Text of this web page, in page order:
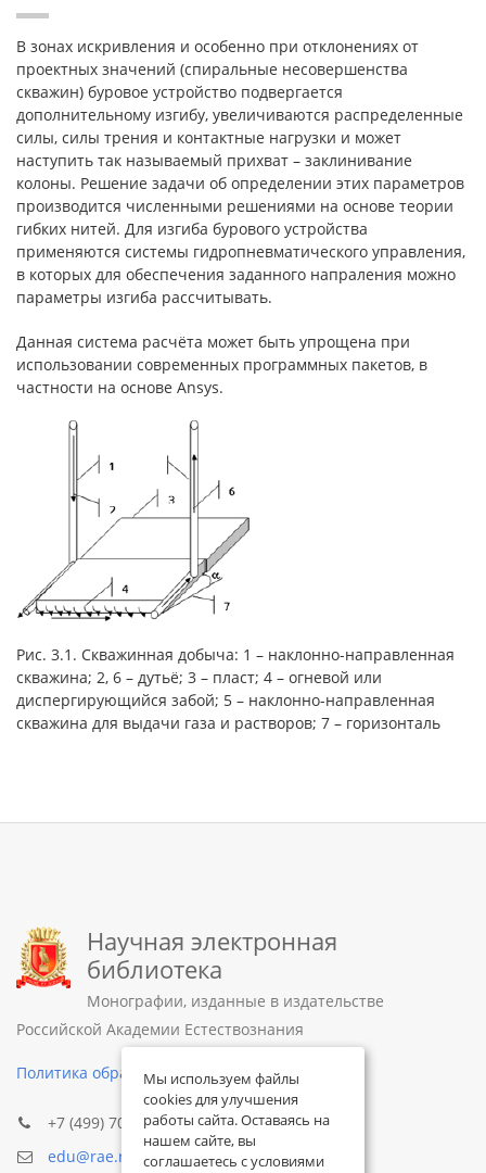
В зонах искривления и особенно при отклонениях от
проектных значений (спиральные несовершенства
скважин) буровое устройство подвергается
дополнительному изгибу, увеличиваются распределенные
силы, силы трения и контактные нагрузки и может
наступить так называемый прихват – заклинивание
колоны. Решение задачи об определении этих параметров
производится численными решениями на основе теории
гибких нитей. Для изгиба бурового устройства
применяются системы гидропневматического управления,
в которых для обеспечения заданного напраления можно
параметры изгиба рассчитывать.
Данная система расчёта может быть упрощена при
использовании современных программных пакетов, в
частности на основе Аnsys.
Рис. 3.1. Скважинная добыча: 1 – наклонно-направленная
скважина; 2, 6 – дутьё; 3 – пласт; 4 – огневой или
диспергирующийся забой; 5 – наклонно-направленная
скважина для выдачи газа и растворов; 7 – горизонталь
Научная электронная
библиотека
Монографии, изданные в издательстве
Российской Академии Естествознания
Политика обработки персональных данных
+7 (499) 705-72-30
edu@rae.ru
Мы используем файлы
cookies для улучшения
работы сайта. Оставаясь на
нашем сайте, вы
соглашаетесь с условиями